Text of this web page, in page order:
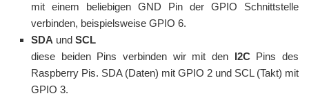
mit einem beliebigen GND Pin der GPIO Schnittstelle
verbinden, beispielsweise GPIO 6.
SDA und SCL
diese beiden Pins verbinden wir mit den I2CPins des
Raspberry Pis. SDA (Daten) mit GPIO 2 und SCL (Takt) mit
GPIO 3.